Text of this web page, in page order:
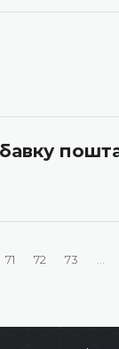
71 72 73